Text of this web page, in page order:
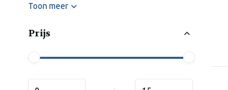
Toon meer
Prijs